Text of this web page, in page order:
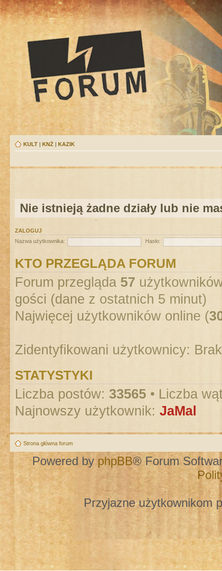
KULT | KNŻ | KAZIK
Nie istnieją żadne działy lub nie
ZALOGUJ
Nazwa użytkownika:
Hasło:
KTO PRZEGLĄDA FORUM
Forum przegląda 57
gości (dane z ostatnich 5 minut)
Najwięcej użytkowników online (
Zidentyfikowani użytkownicy:
STATYSTYKI
Liczba postów: 33565 • Liczba
Najnowszy użytkownik: JaMal
Strona główna forum
Powered by phpBB® Forum
Przyjazne użytkownikom